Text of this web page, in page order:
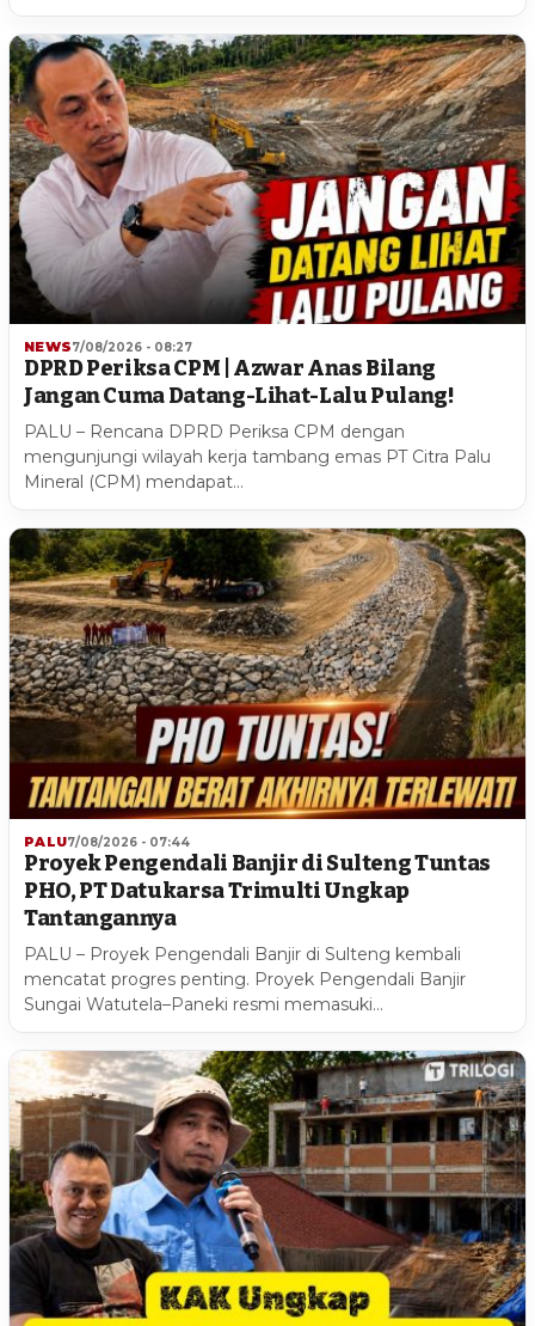
NEWS7/08/2026 - 08:27
DPRD Periksa CPM | Azwar Anas Bilang
Jangan Cuma Datang-Lihat-Lalu Pulang!
PALU – Rencana DPRD Periksa CPM dengan
mengunjungi wilayah kerja tambang emas PT Citra Palu
Mineral (CPM) mendapat…
PALU7/08/2026 - 07:44
Proyek Pengendali Banjir di Sulteng Tuntas
PHO, PT Datukarsa Trimulti Ungkap
Tantangannya
PALU – Proyek Pengendali Banjir di Sulteng kembali
mencatat progres penting. Proyek Pengendali Banjir
Sungai Watutela–Paneki resmi memasuki…